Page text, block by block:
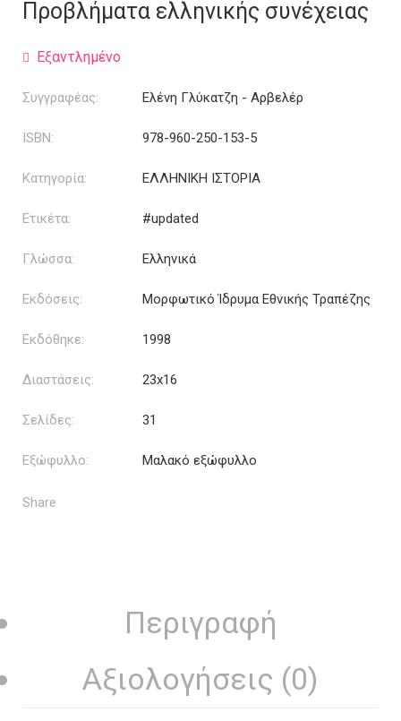
3.56€.είναι:
2.85€.
Προβλήματα ελληνικής συνέχειας
Εξαντλημένο
Συγγραφέας: Ελένη Γλύκατζη - Αρβελέρ
ISBN: 978-960-250-153-5
Κατηγορία: ΕΛΛΗΝΙΚΗ ΙΣΤΟΡΙΑ
Ετικέτα: #updated
Γλώσσα: Ελληνικά
Εκδόσεις: Μορφωτικό Ίδρυμα Εθνικής Τραπέζης
Εκδόθηκε: 1998
Διαστάσεις: 23x16
Σελίδες: 31
Εξώφυλλο: Μαλακό εξώφυλλο
Share
Περιγραφή
Αξιολογήσεις (0)